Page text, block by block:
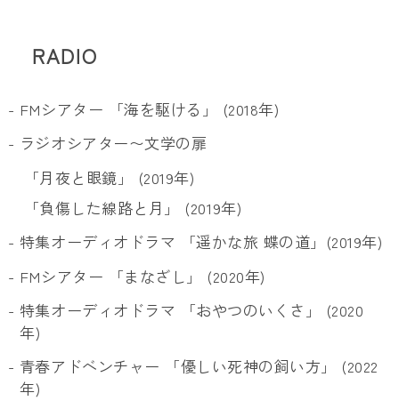
RADIO
- FMシアター 「海を駆ける」 (2018年)
- ラジオシアター〜文学の扉
「月夜と眼鏡」 (2019年)
「負傷した線路と月」 (2019年)
- 特集オーディオドラマ 「遥かな旅 蝶の道」(2019年)
- FMシアター 「まなざし」 (2020年)
- 特集オーディオドラマ 「おやつのいくさ」 (2020
年)
- 青春アドベンチャー 「優しい死神の飼い方」 (2022
年)